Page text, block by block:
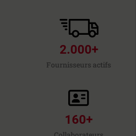
Fournisseurs actifs
2.000+
160+